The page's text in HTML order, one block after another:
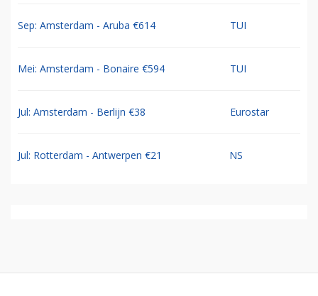
Sep: Amsterdam - Aruba €614 TUI
Mei: Amsterdam - Bonaire €594 TUI
Jul: Amsterdam - Berlijn €38 Eurostar
Jul: Rotterdam - Antwerpen €21 NS